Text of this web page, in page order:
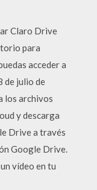
Claro Drive
para
acceder a
de julio de
los archivos
y descarga
Drive a través
Google Drive.
vídeo en tu